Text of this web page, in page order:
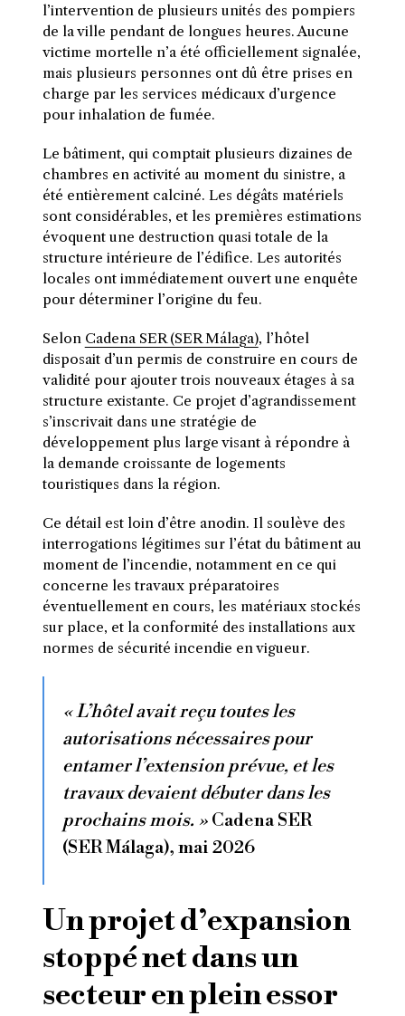
l’intervention de plusieurs unités des pompiers
de la ville pendant de longues heures. Aucune
victime mortelle n’a été officiellement signalée,
mais plusieurs personnes ont dû être prises en
charge par les services médicaux d’urgence
pour inhalation de fumée.
Le bâtiment, qui comptait plusieurs dizaines de
chambres en activité au moment du sinistre, a
été entièrement calciné. Les dégâts matériels
sont considérables, et les premières estimations
évoquent une destruction quasi totale de la
structure intérieure de l’édifice. Les autorités
locales ont immédiatement ouvert une enquête
pour déterminer l’origine du feu.
Selon Cadena SER (SER Málaga), l’hôtel
disposait d’un permis de construire en cours de
validité pour ajouter trois nouveaux étages à sa
structure existante. Ce projet d’agrandissement
s’inscrivait dans une stratégie de
développement plus large visant à répondre à
la demande croissante de logements
touristiques dans la région.
Ce détail est loin d’être anodin. Il soulève des
interrogations légitimes sur l’état du bâtiment au
moment de l’incendie, notamment en ce qui
concerne les travaux préparatoires
éventuellement en cours, les matériaux stockés
sur place, et la conformité des installations aux
normes de sécurité incendie en vigueur.
« L’hôtel avait reçu toutes les
autorisations nécessaires pour
entamer l’extension prévue, et les
travaux devaient débuter dans les
prochains mois. »Cadena SER
(SER Málaga), mai 2026
Un projet d’expansion
stoppé net dans un
secteur en plein essor